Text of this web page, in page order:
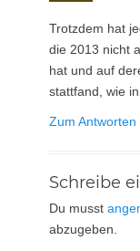
Trotzdem hat
die 2013 nicht
hat und auf
stattfand, wie
Zum Antworten
Schreibe
Du musst
abzugeben.